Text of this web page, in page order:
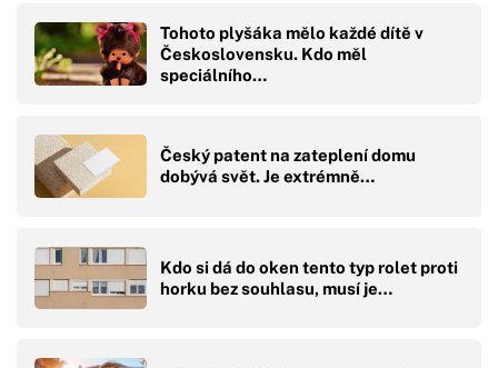
Tohoto plyšáka mělo každé dítě v
Československu. Kdo měl
speciálního…
Český patent na zateplení domu
dobývá svět. Je extrémně…
Kdo si dá do oken tento typ rolet proti
horku bez souhlasu, musí je…